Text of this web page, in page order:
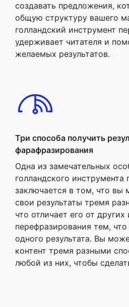
создавать предложения,
общую структуру вашего
голландский инструмент
удерживает читателя и
желаемых результатов.
Три способа получить
фарафразирования
Одна из замечательных
голландского инструмента
заключается в том, что вы
свои результаты тремя
что отличает его от
перефразирования тем,
одного результата. Вы
контент тремя разными
любой из них, чтобы